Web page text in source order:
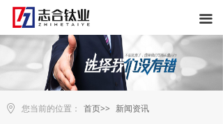
끀
您当前的位置： 首页>> 新闻资讯